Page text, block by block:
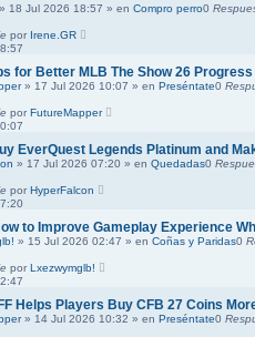
» 18 Jul 2026 18:57 » en Compro perro0
por Irene.GR
for Better MLB The Show 26 Progress
» 17 Jul 2026 10:07 » en Preséntate0
por FutureMapper
EverQuest Legends Platinum and
» 17 Jul 2026 07:20 » en Quedadas0
por HyperFalcon
to Improve Gameplay Experience
» 15 Jul 2026 02:47 » en Coñas y Paridas0
por Lxezwymglb!
Helps Players Buy CFB 27 Coins
» 14 Jul 2026 10:32 » en Preséntate0